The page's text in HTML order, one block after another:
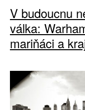
V budoucnu
válka:
mariňáci a